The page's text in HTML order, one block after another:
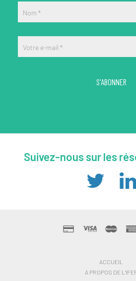
Nom *
Votre e-mail *
S'ABONNER
Suivez-nous sur les
ACCUEIL
À PROPOS DE